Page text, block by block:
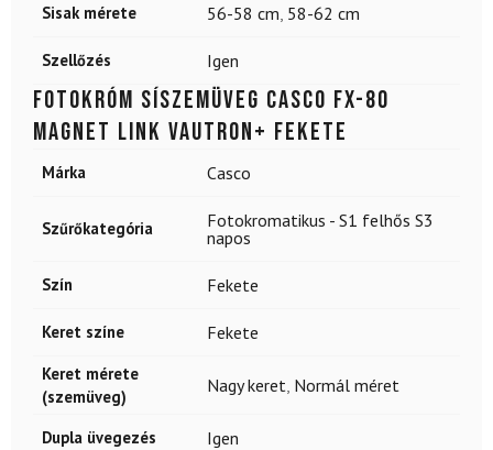
Sisak mérete 56-58 cm 58-62 cm
Szellőzés Igen
Fotokróm síszemüveg CASCO FX-80
Magnet Link Vautron+ Fekete
Márka Casco
Szűrőkategória
Fotokromatikus - S1 felhős S3
napos
Szín Fekete
Keret színe Fekete
Keret mérete
(szemüveg)
Nagy keret Normál méret
Dupla üvegezés Igen